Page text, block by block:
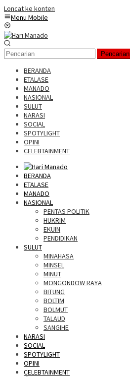
Loncat ke konten
Menu Mobile
Pencarian
BERANDA
ETALASE
MANADO
NASIONAL
SULUT
NARASI
SOCIAL
SPOTYLIGHT
OPINI
CELEBTAINMENT
BERANDA
ETALASE
MANADO
NASIONAL
PENTAS POLITIK
HUKRIM
EKUIN
PENDIDIKAN
SULUT
MINAHASA
MINSEL
MINUT
MONGONDOW RAYA
BITUNG
BOLTIM
BOLMUT
TALAUD
SANGIHE
NARASI
SOCIAL
SPOTYLIGHT
OPINI
CELEBTAINMENT